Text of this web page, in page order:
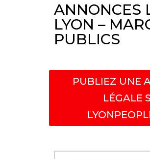
ANNONCES
LYON –
PUBLICS
PUBLIEZ UNE
LÉGALE